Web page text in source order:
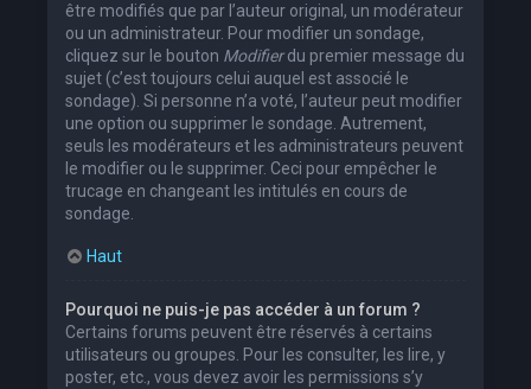
être modifiés que par l’auteur original, un modérateur
ou un administrateur. Pour modifier un sondage,
cliquez sur le bouton Modifierdu premier message du
sujet (c’est toujours celui auquel est associé le
sondage). Si personne n’a voté, l’auteur peut modifier
une option ou supprimer le sondage. Autrement,
seuls les modérateurs et les administrateurs peuvent
le modifier ou le supprimer. Ceci pour empêcher le
trucage en changeant les intitulés en cours de
sondage.
Haut
Pourquoi ne puis-je pas accéder à un forum ?
Certains forums peuvent être réservés à certains
utilisateurs ou groupes. Pour les consulter, les lire, y
poster, etc., vous devez avoir les permissions s’y